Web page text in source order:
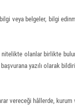
veya belgeler, bilgi
olanlar birlikte
yazılı olarak
vereceği hâllerde,